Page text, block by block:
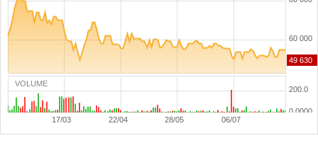
VOLUME